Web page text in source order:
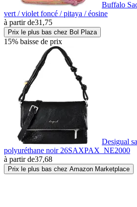
Buffalo
vert / violet foncé / pitaya / éosine
à partir de31,75
Prix le plus bas chez Bol Plaza
15% baisse de prix
Desigual
polyuréthane noir 26SAXPAX_NE2000
à partir de37,68
Prix le plus bas chez Amazon Marketplace